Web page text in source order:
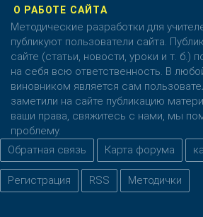
О РАБОТЕ САЙТА
Методические разработки для
публикуют пользователи сайта.
сайте (статьи, новости, уроки и т. б.)
на себя всю ответственность. В
виновником является сам
заметили на сайте публикацию
ваши права, свяжитесь с нами, мы
проблему.
Обратная связь
Карта форума
Регистрация RSS Методички